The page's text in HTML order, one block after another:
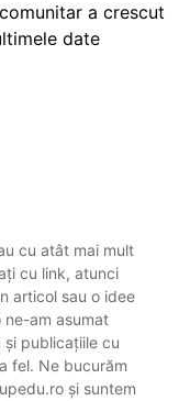
a crescut
date
cu atât mai mult
cu link, atunci
articol sau o idee
ne-am asumat
publicațiile cu
fel. Ne bucurăm
și suntem